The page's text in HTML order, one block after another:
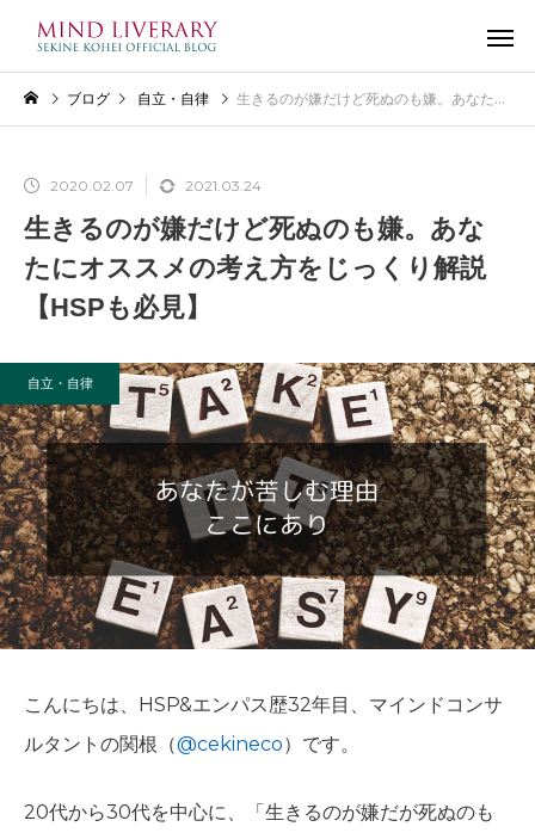
ブログ 自立・自律 生きるのが嫌だけど死ぬのも嫌。あなたにオススメの考え方をじっくり解説【HSPも必見】
2020.02.07 2021.03.24
生きるのが嫌だけど死ぬのも嫌。あな
たにオススメの考え方をじっくり解説
【HSPも必見】
自立・自律
こんにちは、HSP&エンパス歴32年目、マインドコンサ
ルタントの関根（@cekineco）です。
20代から30代を中心に、「生きるのが嫌だが死ぬのも